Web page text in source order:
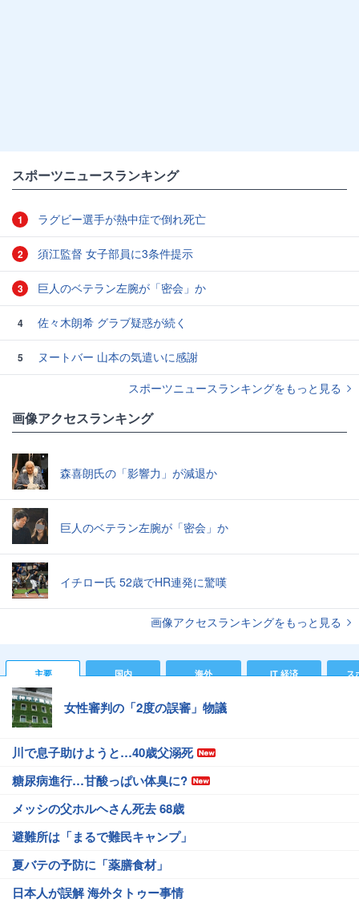
スポーツニュースランキング
1 ラグビー選手が熱中症で倒れ死亡
2 須江監督 女子部員に3条件提示
3 巨人のベテラン左腕が「密会」か
4 佐々木朗希 グラブ疑惑が続く
5
ヌートバー 山本の気遣いに感謝
スポーツニュースランキングをもっと見る
画像アクセスランキング
森喜朗氏の「影響力」が減退か
巨人のベテラン左腕が「密会」か
イチロー氏 52歳でHR連発に驚嘆
画像アクセスランキングをもっと見る
主要 国内 海外 IT 経済 ス
女性審判の「2度の誤審」物議
川で息子助けようと…40歳父溺死
糖尿病進行…甘酸っぱい体臭に?
メッシの父ホルヘさん死去 68歳
避難所は「まるで難民キャンプ」
夏バテの予防に「薬膳食材」
日本人が誤解 海外タトゥー事情